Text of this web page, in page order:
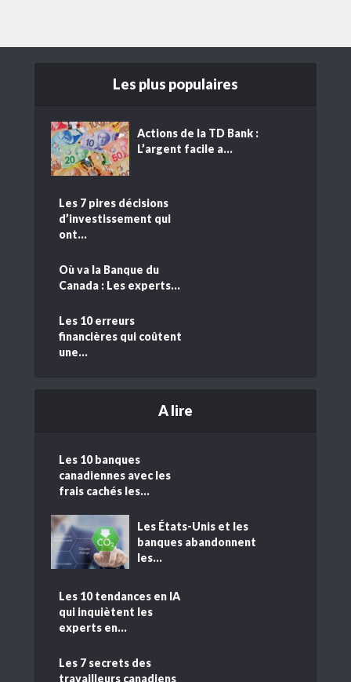
Les plus populaires
Actions de la TD Bank :
L’argent facile a...
Les 7 pires décisions
d’investissement qui
ont...
Où va la Banque du
Canada : Les experts...
Les 10 erreurs
financières qui coûtent
une...
A lire
Les 10 banques
canadiennes avec les
frais cachés les...
Les États-Unis et les
banques abandonnent
les...
Les 10 tendances en IA
qui inquiètent les
experts en...
Les 7 secrets des
travailleurs canadiens